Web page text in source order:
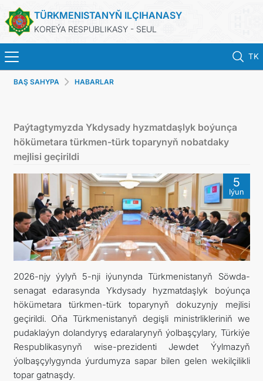
TÜRKMENISTANYŇ ILÇIHANASY
KOREÝA RESPUBLIKASY - SEUL
TK
BAŞ SAHYPA
KONSULLYK HYZMATLARY
ONLAÝN KONSULLYK HASABA DURMAK
TÜRKMENISTAN
ARAGATNAŞYK
SYÝAHATÇYLYK
BAŞ SAHYPA HABARLAR
Paýtagtymyzda Ykdysady hyzmatdaşlyk boýunça
hökümetara türkmen-türk toparynyň nobatdaky
mejlisi geçirildi
5
Iýun
2026-njy ýylyň 5-nji iýunynda Türkmenistanyň Söwda-
senagat edarasynda Ykdysady hyzmatdaşlyk boýunça
hökümetara türkmen-türk toparynyň dokuzynjy mejlisi
geçirildi. Oňa Türkmenistanyň degişli ministrlikleriniň we
pudaklaýyn dolandyryş edaralarynyň ýolbaşçylary, Türkiýe
Respublikasynyň wise-prezidenti Jewdet Ýylmazyň
ýolbaşçylygynda ýurdumyza sapar bilen gelen wekilçilikli
topar gatnaşdy.